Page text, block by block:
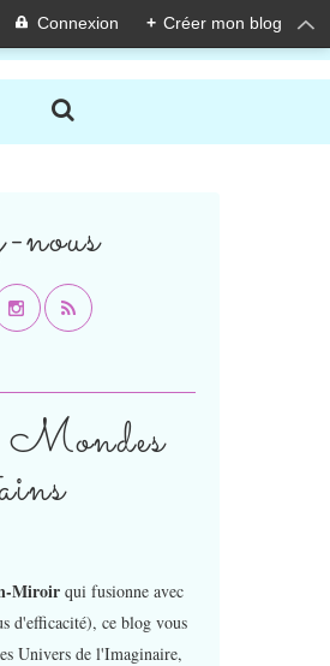
Connexion + Créer mon blog
Mondes
Miroir qui fusionne avec
d'efficacité), ce blog vous
Univers de l'Imaginaire,